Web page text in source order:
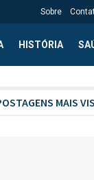
Sobre
HISTÓRIA
MAIS